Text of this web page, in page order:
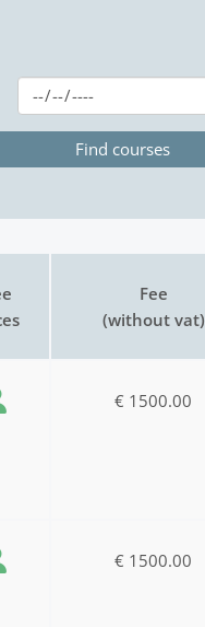
Fee
(without vat)
€ 1500.00
€ 1500.00